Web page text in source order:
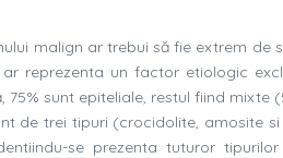
malign ar trebui să fie extrem
reprezenta un factor etiologic
sunt epiteliale, restul fiind mixte
de trei tipuri (crocidolite, amosite
se prezenta tuturor